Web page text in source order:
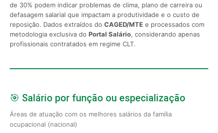
de 30% podem indicar problemas de clima, plano de carreira ou
defasagem salarial que impactam a produtividade e o custo de
reposição. Dados extraídos do CAGED/MTE e processados com
metodologia exclusiva do Portal Salário, considerando apenas
profissionais contratados em regime CLT.
🎯 Salário por função ou especialização
Áreas de atuação com os melhores salários da família
ocupacional (nacional)